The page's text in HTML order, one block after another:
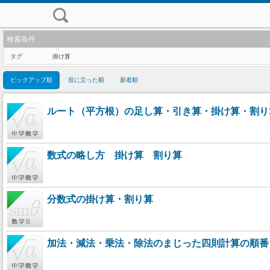
検索条件
タグ 掛け算
ピックアップ順 役に立った順 新着順
ルート（平方根）の足し算・引き算・掛け算・割
数式の略し方 掛け算 割り算
分数式の掛け算・割り算
加法・減法・乗法・除法のまじった四則計算の順番